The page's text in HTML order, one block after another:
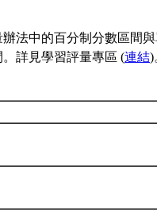
法中的百分制分數區間
詳見學習評量專區 (連結)